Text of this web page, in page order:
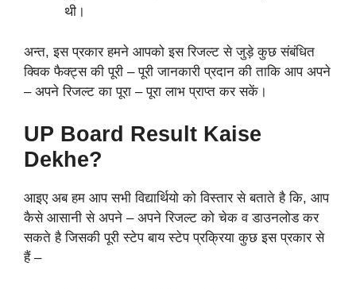
थी।
अन्त, इस प्रकार हमने आपको इस रिजल्ट से जुड़े कुछ संबंधित
क्विक फैक्ट्स की पूरी – पूरी जानकारी प्रदान की ताकि आप अपने
– अपने रिजल्ट का पूरा – पूरा लाभ प्राप्त कर सकें।
UP Board Result Kaise
Dekhe?
आइए अब हम आप सभी विद्यार्थियो को विस्तार से बताते है कि, आप
कैसे आसानी से अपने – अपने रिजल्ट को चेक व डाउनलोड कर
सकते है जिसकी पूरी स्टेप बाय स्टेप प्रक्रिया कुछ इस प्रकार से
हैं –